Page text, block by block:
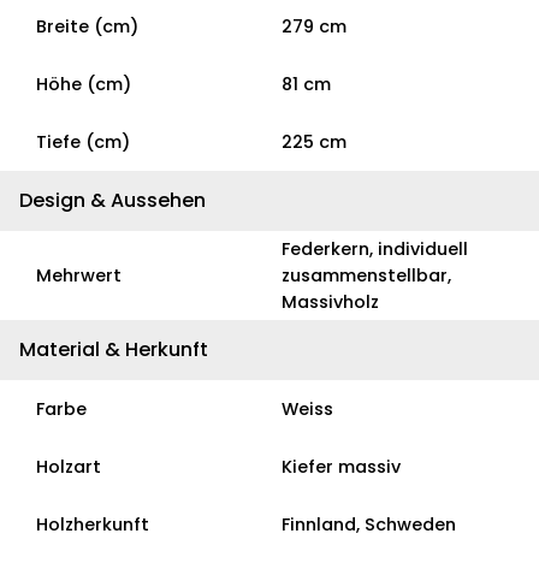
Breite (cm) 279 cm
Höhe (cm) 81 cm
Tiefe (cm) 225 cm
Design & Aussehen
Mehrwert
Federkern, individuell
zusammenstellbar,
Massivholz
Material & Herkunft
Farbe Weiss
Holzart Kiefer massiv
Holzherkunft Finnland, Schweden